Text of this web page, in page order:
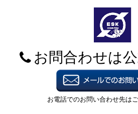
お問合わせは公
お電話でのお問い合わせ先はご